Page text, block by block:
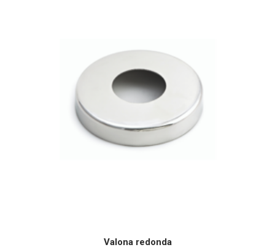
SELECCIONAR OPCIONES
Valona redonda